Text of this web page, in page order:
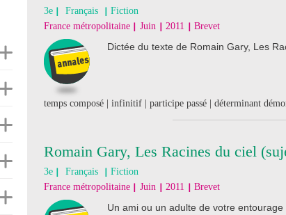
3e Français
Fiction
France métropolitaine Juin 2011 Brevet
Dictée du texte de Romain Gary, Les
temps composé | infinitif | participe passé | déterminant
Romain Gary, Les Racines du ciel
3e Français
Fiction
France métropolitaine Juin 2011 Brevet
Un ami ou un adulte de votre